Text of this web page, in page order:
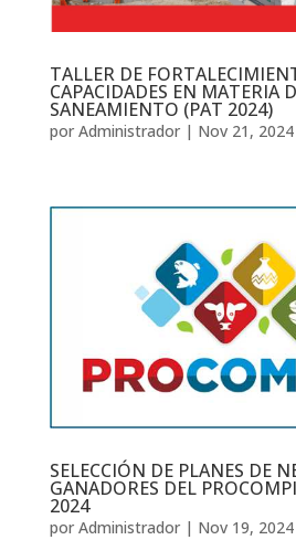
TALLER DE
CAPACIDADES EN MATERIA
SANEAMIENTO (PAT 2024)
por Administrador| Nov 21, 2024
SELECCIÓN DE PLANES DE
GANADORES DEL
2024
por Administrador| Nov 19, 2024